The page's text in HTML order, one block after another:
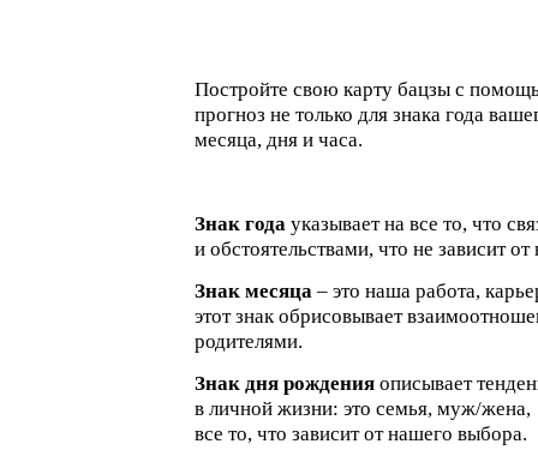
Постройте свою карту бацзы с
прогноз не только для знака года
месяца, дня и часа.
Знак года указывает на все то, что
и обстоятельствами, что не зависит
Знак месяца – это наша работа,
этот знак обрисовывает
родителями.
Знак дня рождения описывает
в личной жизни: это семья, муж/
все то, что зависит от нашего выбора.